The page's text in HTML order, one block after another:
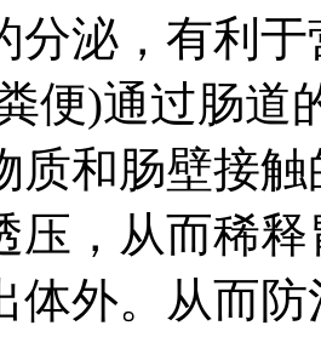
分泌，有利
便)通过肠道
质和肠壁接
压，从而稀
体外。从而